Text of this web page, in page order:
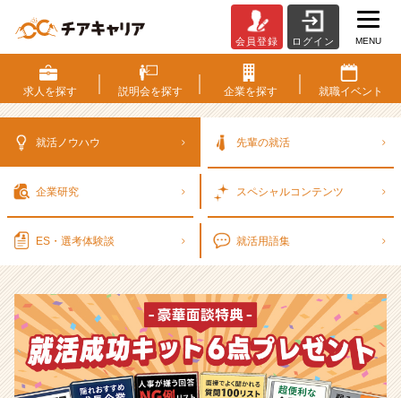
考
対
策・
ウ
ベ
ン
チ
ャ
ー・
成
会員登録 ログイン MENU
求人を探す 説明会を探す 企業を探す 就職イベント
就活ノウハウ 先輩の就活
企業研究 スペシャルコンテンツ
ES・選考体験談 就活用語集